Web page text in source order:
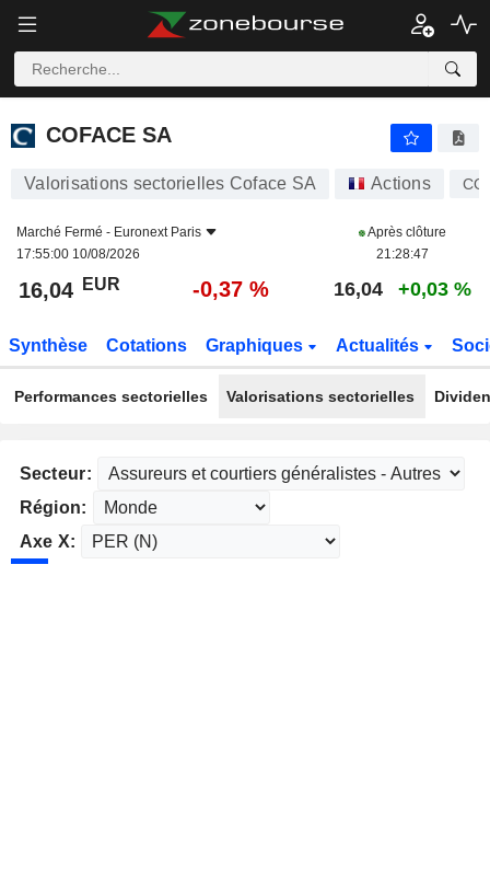
COFACE SA
COFACE SA
Valorisations sectorielles Coface SA Actions
Marché Fermé - Euronext Paris
17:55:00 10/08/2026
Après clôture
21:28:47
16,04 EUR -0,37 % 16,04 +0,03 %
Synthèse Cotations Graphiques Actualités
Performances sectorielles Valorisations sectorielles
Secteur:
Région:
Axe X: